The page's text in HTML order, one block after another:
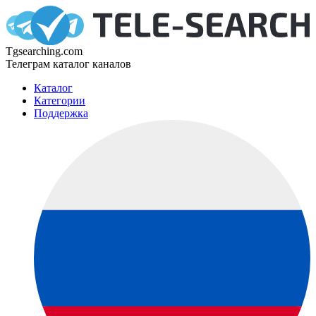
Tgsearching.com
Телеграм каталог каналов
Каталог
Категории
Поддержка